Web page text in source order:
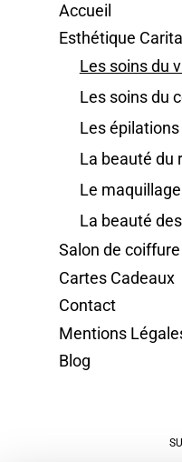
Accueil
Esthétique Carita
Les soins du
Les soins du
Les épilations
La beauté du
Le maquillage
Salon de coiffure
Cartes Cadeaux
Contact
Mentions
Blog